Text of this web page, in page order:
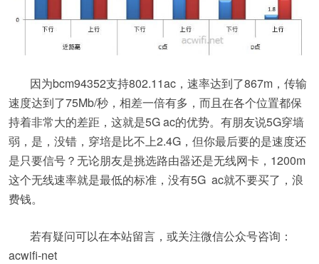
因为bcm94352支持802.11ac，速率达到了867m，传输
速度达到了75Mb/秒，相差一倍有多，而且在各个位置都保
持着非常大的差距，这就是5G ac的优势。有朋友说5G穿墙
弱，是，没错，穿培是比不上2.4G，但你最后要的是速度还
是只要信号？无论朋友是挑选路由器还是无线网卡，1200m
这个无线速率就是最低的标准，没有5G ac就不要买了，浪
费钱。
若有疑问可以在本站留言，或关注微信公众号咨询：
acwifi-net